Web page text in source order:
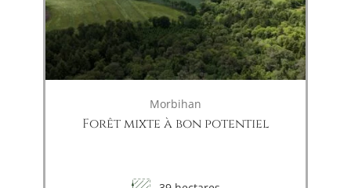
Morbihan
Forêt mixte à bon potentiel